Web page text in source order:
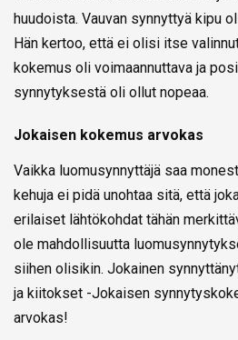
huudoista. Vauvan synnyttyä kipu
Hän kertoo, että ei olisi itse
kokemus oli voimaannuttava ja
synnytyksestä oli ollut nopeaa.
Jokaisen kokemus arvokas
Vaikka luomusynnyttäjä saa
kehuja ei pidä unohtaa sitä, että
erilaiset lähtökohdat tähän
ole mahdollisuutta
siihen olisikin. Jokainen
ja kiitokset -Jokaisen
arvokas!